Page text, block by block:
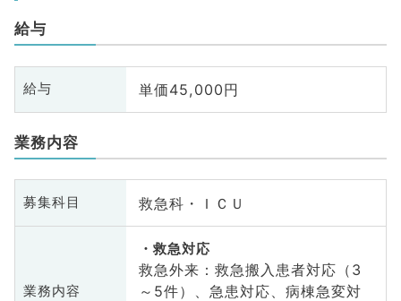
給与
給与 単価45,000円
業務内容
募集科目 救急科・ＩＣＵ
業務内容
救急対応
救急外来：救急搬入患者対応（3
～5件）、急患対応、病棟急変対